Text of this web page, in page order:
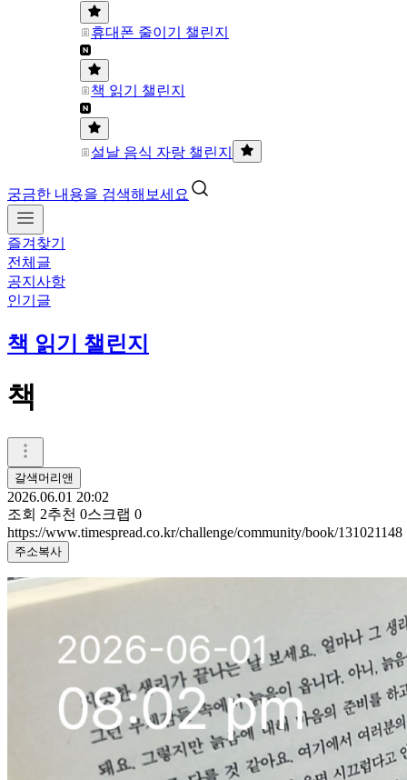
휴대폰 줄이기 챌린지
책 읽기 챌린지
설날 음식 자랑 챌린지
궁금한 내용을 검색해보세요
즐겨찾기
전체글
공지사항
인기글
책 읽기 챌린지
책
갈색머리앤
2026.06.01 20:02
조회 2추천 0스크랩 0
https://www.timespread.co.kr/challenge/community/book/131021148
주소복사